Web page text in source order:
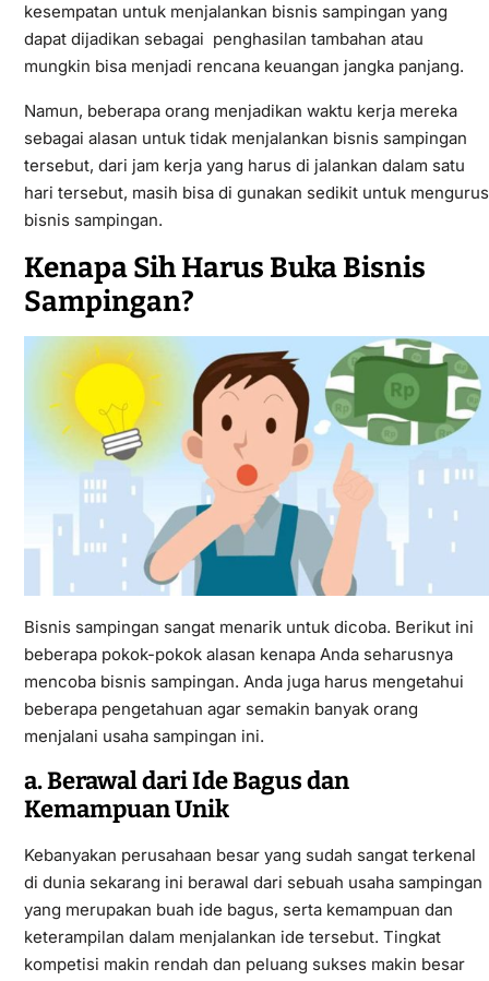
kesempatan untuk menjalankan bisnis sampingan yang
dapat dijadikan sebagai penghasilan tambahan atau
mungkin bisa menjadi rencana keuangan jangka panjang.
Namun, beberapa orang menjadikan waktu kerja mereka
sebagai alasan untuk tidak menjalankan bisnis sampingan
tersebut, dari jam kerja yang harus di jalankan dalam satu
hari tersebut, masih bisa di gunakan sedikit untuk mengurus
bisnis sampingan.
Kenapa Sih Harus Buka Bisnis
Sampingan?
Bisnis sampingan sangat menarik untuk dicoba. Berikut ini
beberapa pokok-pokok alasan kenapa Anda seharusnya
mencoba bisnis sampingan. Anda juga harus mengetahui
beberapa pengetahuan agar semakin banyak orang
menjalani usaha sampingan ini.
a. Berawal dari Ide Bagus dan
Kemampuan Unik
Kebanyakan perusahaan besar yang sudah sangat terkenal
di dunia sekarang ini berawal dari sebuah usaha sampingan
yang merupakan buah ide bagus, serta kemampuan dan
keterampilan dalam menjalankan ide tersebut. Tingkat
kompetisi makin rendah dan peluang sukses makin besar